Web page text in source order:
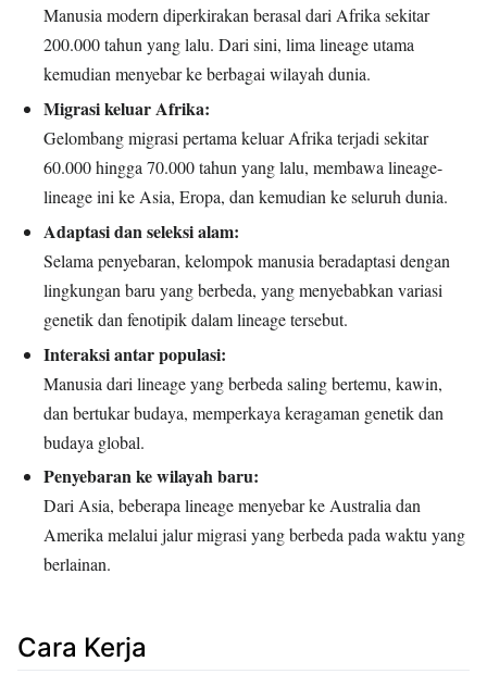
Manusia modern diperkirakan berasal dari Afrika sekitar
200.000 tahun yang lalu. Dari sini, lima lineage utama
kemudian menyebar ke berbagai wilayah dunia.
Migrasi keluar Afrika:
Gelombang migrasi pertama keluar Afrika terjadi sekitar
60.000 hingga 70.000 tahun yang lalu, membawa lineage-
lineage ini ke Asia, Eropa, dan kemudian ke seluruh dunia.
Adaptasi dan seleksi alam:
Selama penyebaran, kelompok manusia beradaptasi dengan
lingkungan baru yang berbeda, yang menyebabkan variasi
genetik dan fenotipik dalam lineage tersebut.
Interaksi antar populasi:
Manusia dari lineage yang berbeda saling bertemu, kawin,
dan bertukar budaya, memperkaya keragaman genetik dan
budaya global.
Penyebaran ke wilayah baru:
Dari Asia, beberapa lineage menyebar ke Australia dan
Amerika melalui jalur migrasi yang berbeda pada waktu yang
berlainan.
Cara Kerja